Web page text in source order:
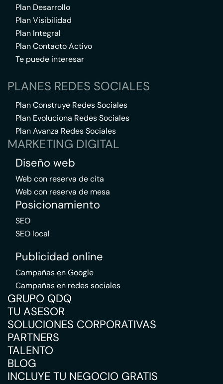
Plan Desarrollo
Plan Visibilidad
Plan Integral
Plan Contacto Activo
Te puede interesar
PLANES REDES SOCIALES
Plan Construye Redes Sociales
Plan Evoluciona Redes Sociales
Plan Avanza Redes Sociales
MARKETING DIGITAL
Diseño web
Web con reserva de cita
Web con reserva de mesa
Posicionamiento
SEO
SEO local
Publicidad online
Campañas en Google
Campañas en redes sociales
GRUPO QDQ
TU ASESOR
SOLUCIONES CORPORATIVAS
PARTNERS
TALENTO
BLOG
INCLUYE TU NEGOCIO GRATIS